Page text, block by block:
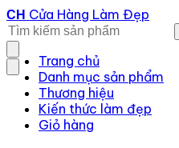
CH Cửa Hàng Làm Đẹp
Trang chủ
Danh mục sản phẩm
Thương hiệu
Kiến thức làm đẹp
Giỏ hàng